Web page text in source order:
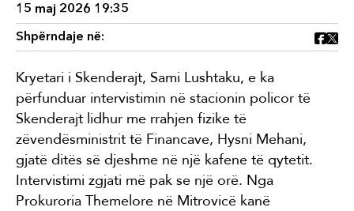
15 maj 2026 19:35
Shpërndaje në:
Kryetari i Skenderajt, Sami Lushtaku, e ka
përfunduar intervistimin në stacionin policor të
Skenderajt lidhur me rrahjen fizike të
zëvendësministrit të Financave, Hysni Mehani,
gjatë ditës së djeshme në një kafene të qytetit.
Intervistimi zgjati më pak se një orë. Nga
Prokuroria Themelore në Mitrovicë kanë